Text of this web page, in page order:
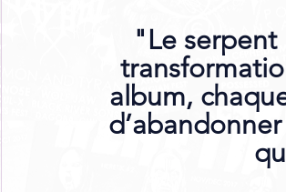
"Le serpent
album,